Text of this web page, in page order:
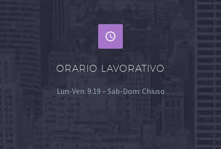


ORARIO LAVORATIVO
Lun-Ven: 9:19 – Sab-Dom: Chiuso